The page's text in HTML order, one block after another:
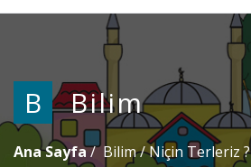
B Bilim
Ana Sayfa Bilim/Niçin Terleriz ?